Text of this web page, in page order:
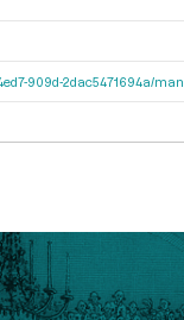
909d-2dac5471694a/